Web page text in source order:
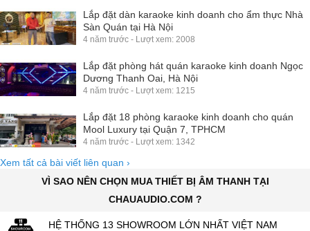
Lắp đặt dàn karaoke kinh doanh cho ẩm thực Nhà
Sàn Quán tại Hà Nội
4 năm trước - Lượt xem: 2008
Lắp đặt phòng hát quán karaoke kinh doanh Ngọc
Dương Thanh Oai, Hà Nội
4 năm trước - Lượt xem: 1215
Lắp đặt 18 phòng karaoke kinh doanh cho quán
Mool Luxury tại Quận 7, TPHCM
4 năm trước - Lượt xem: 1342
Xem tất cả bài viết liên quan ›
VÌ SAO NÊN CHỌN MUA THIẾT BỊ ÂM THANH TẠI
CHAUAUDIO.COM ?
HỆ THỐNG 13 SHOWROOM LỚN NHẤT VIỆT NAM